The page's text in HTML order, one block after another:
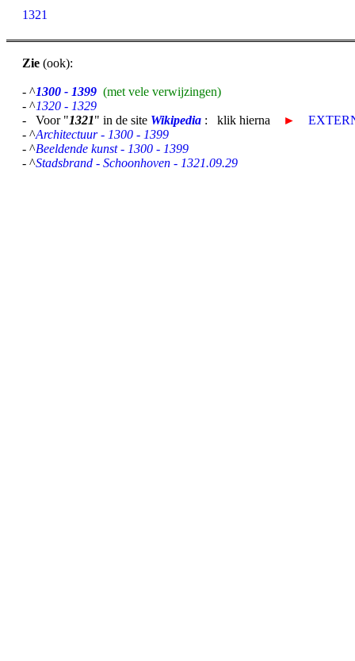
1321
Zie (ook):
- ^1300 - 1399 (met vele verwijzingen)
- ^1320 - 1329
- Voor "1321" in de site Wikipedia : klik hierna ►
- ^Architectuur - 1300 - 1399
- ^Beeldende kunst - 1300 - 1399
- ^Stadsbrand - Schoonhoven - 1321.09.29